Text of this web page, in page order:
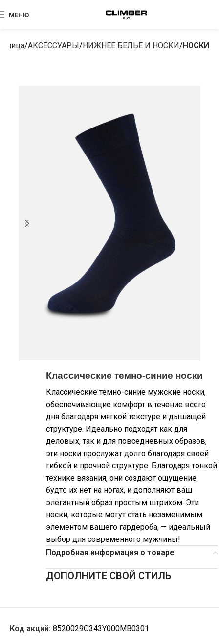
МЕНЮ
АКСЕССУАРЫ НИЖНЕЕ БЕЛЬЕ И НОСКИ НОСКИ
Классические темно-синие носки
Классические темно-синие мужские носки,
обеспечивающие комфорт в течение всего
дня благодаря мягкой текстуре и дышащей
структуре. Идеально подходят как для
деловых, так и для повседневных образов,
эти носки прослужат долго благодаря своей
гибкой и прочной структуре. Благодаря тонкой
технике вязания, они создают ощущение,
будто их нет на ногах, и дополняют ваш
элегантный образ простым штрихом. Эти
носки, которые могут стать незаменимым
элементом вашего гардероба, — идеальный
выбор для современного мужчины!
Подробная информация о товаре
ДОПОЛНИТЕ СВОЙ СТИЛЬ
Код акций: 8520029O343Y000MB0301